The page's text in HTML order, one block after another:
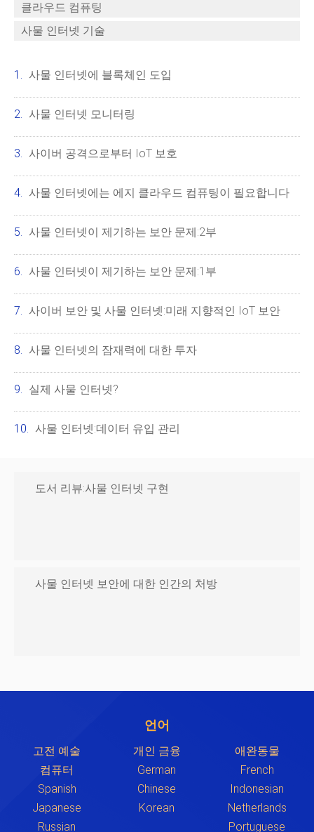
클라우드 컴퓨팅
사물 인터넷 기술
사물 인터넷에 블록체인 도입
사물 인터넷 모니터링
사이버 공격으로부터 IoT 보호
사물 인터넷에는 에지 클라우드 컴퓨팅이 필요합니다
사물 인터넷이 제기하는 보안 문제:2부
사물 인터넷이 제기하는 보안 문제:1부
사이버 보안 및 사물 인터넷:미래 지향적인 IoT 보안
사물 인터넷의 잠재력에 대한 투자
실제 사물 인터넷?
사물 인터넷:데이터 유입 관리
도서 리뷰:사물 인터넷 구현
사물 인터넷 보안에 대한 인간의 처방
언어
고전 예술 개인 금융
애완동물
컴퓨터
German
French
Spanish
Chinese
Indonesian
Japanese
Korean
Netherlands
Russian
Portuguese